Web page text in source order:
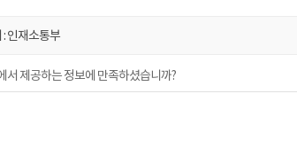
: 인재소통부
서 제공하는 정보에 만족하셨습니까?